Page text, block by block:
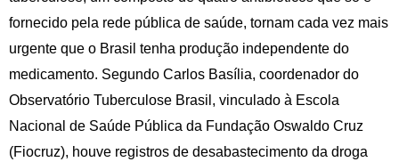
fornecido pela rede pública de saúde, tornam cada vez mais
urgente que o Brasil tenha produção independente do
medicamento. Segundo Carlos Basília, coordenador do
Observatório Tuberculose Brasil, vinculado à Escola
Nacional de Saúde Pública da Fundação Oswaldo Cruz
(Fiocruz), houve registros de desabastecimento da droga